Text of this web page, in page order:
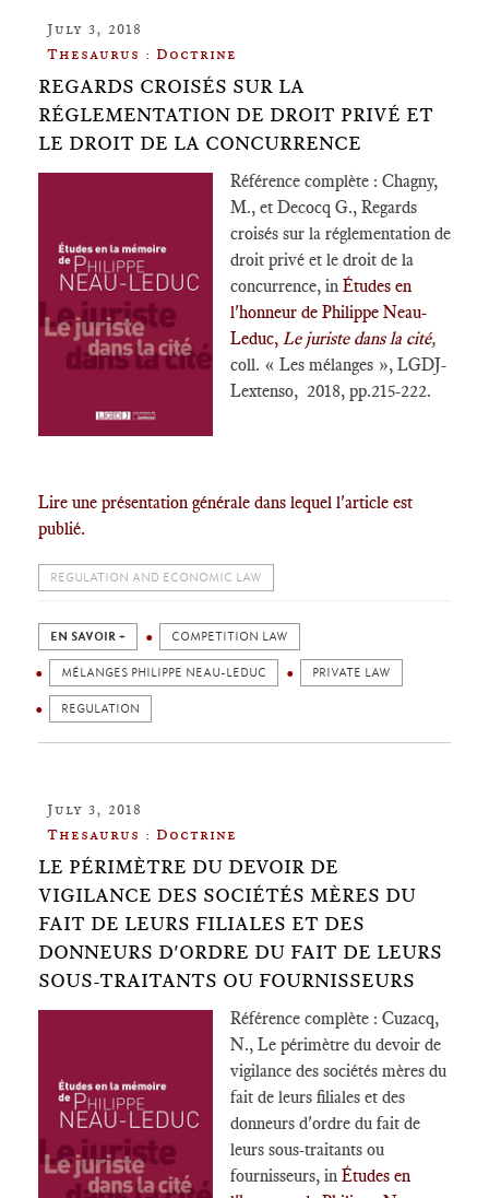
July 3, 2018
Thesaurus : Doctrine
REGARDS CROISÉS SUR LA
RÉGLEMENTATION DE DROIT PRIVÉ ET
LE DROIT DE LA CONCURRENCE
Référence complète : Chagny,
M., et Decocq G., Regards
croisés sur la réglementation de
droit privé et le droit de la
concurrence, in Études en
l'honneur de Philippe Neau-
Leduc, Le juriste dans la cité,
coll. « Les mélanges », LGDJ-
Lextenso, 2018, pp.215-222.
Lire une présentation générale dans lequel l'article est
publié.
REGULATION AND ECONOMIC LAW
EN SAVOIR + COMPETITION LAW
MÉLANGES PHILIPPE NEAU-LEDUC PRIVATE LAW
REGULATION
July 3, 2018
Thesaurus : Doctrine
LE PÉRIMÈTRE DU DEVOIR DE
VIGILANCE DES SOCIÉTÉS MÈRES DU
FAIT DE LEURS FILIALES ET DES
DONNEURS D'ORDRE DU FAIT DE LEURS
SOUS-TRAITANTS OU FOURNISSEURS
Référence complète : Cuzacq,
N., Le périmètre du devoir de
vigilance des sociétés mères du
fait de leurs filiales et des
donneurs d'ordre du fait de
leurs sous-traitants ou
fournisseurs, in Études en